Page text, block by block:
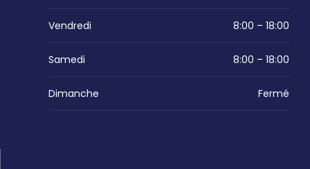
Vendredi 8:00 – 18:00
Samedi 8:00 – 18:00
Dimanche Fermé